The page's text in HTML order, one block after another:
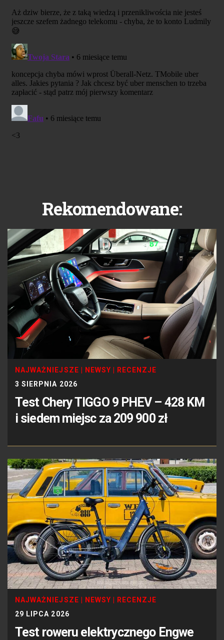
Rekomendowane:
NAJWAŻNIEJSZE NEWSY
RECENZJE
3 SIERPNIA 2026
Test Chery TIGGO 9 PHEV – 428 KM
i siedem miejsc za 209 900 zł
NAJWAŻNIEJSZE NEWSY
RECENZJE
29 LIPCA 2026
Test roweru elektrycznego Engwe